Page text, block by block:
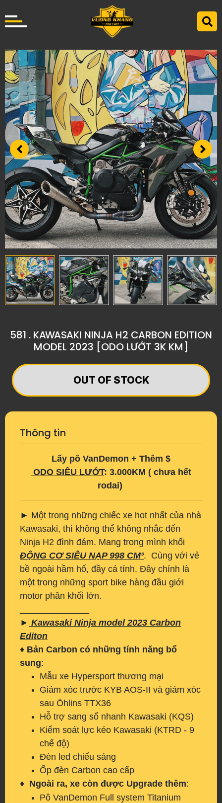
581 . KAWASAKI NINJA H2 CARBON EDITION
MODEL 2023 [ODO LƯỚT 3K KM]
OUT OF STOCK
Thông tin
Lấy pô VanDemon + Thêm $
ODO SIÊU LƯỚT: 3.000KM ( chưa hết
rodai)
► Một trong những chiếc xe hot nhất của nhà
Kawasaki, thì không thể không nhắc đến
Ninja H2 đình đám. Mang trong mình khối
ĐỘNG CƠ SIÊU NẠP 998 CM³. Cùng với vẻ
bề ngoài hầm hố, đầy cá tính. Đây chính là
một trong những sport bike hàng đầu giới
motor phân khối lớn.
► Kawasaki Ninja model 2023 Carbon
Editon
♦ Bản Carbon có những tính năng bổ
sung:
Mẫu xe Hypersport thương mại
Giảm xóc trước KYB AOS-II và giảm xóc
sau Öhlins TTX36
Hỗ trợ sang số nhanh Kawasaki (KQS)
Kiểm soát lực kéo Kawasaki (KTRD - 9
chế độ)
Đèn led chiếu sáng
Ốp đèn Carbon cao cấp
♦ Ngoài ra, xe còn được Upgrade thêm:
Pô VanDemon Full system Titanium